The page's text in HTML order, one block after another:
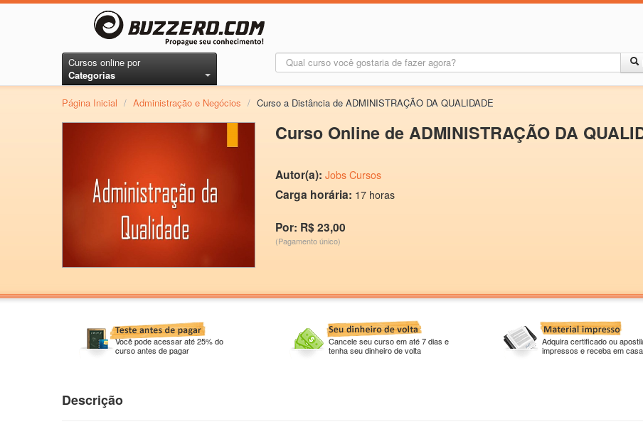
Cursos online por
Categorias
Página Inicial / Administração e Negócios / Curso a Distância de ADMINISTRAÇÃO DA QUALIDADE
Curso Online de ADMINISTRAÇÃO DA
Autor(a): Jobs Cursos
Carga horária: 17 horas
Por: R$ 23,00
(Pagamento único)
Você pode acessar até 25% do
curso antes de pagar
Cancele seu curso em até 7 dias e
tenha seu dinheiro de volta
Adquira certificado ou
impressos e receba em casa
Descrição